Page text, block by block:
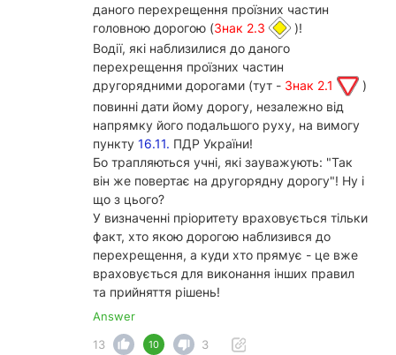
даного перехрещення проїзних частин
головною дорогою (Знак 2.3
)!
Водії, які наблизилися до даного
перехрещення проїзних частин
другорядними дорогами (тут - Знак 2.1
)
повинні дати йому дорогу, незалежно від
напрямку його подальшого руху, на вимогу
пункту 16.11. ПДР України!
Бо трапляються учні, які зауважують: "Так
він же повертає на другорядну дорогу"! Ну і
що з цього?
У визначенні пріоритету враховується тільки
факт, хто якою дорогою наблизився до
перехрещення, а куди хто прямує - це вже
враховується для виконання інших правил
та прийняття рішень!
Answer
13
10 3